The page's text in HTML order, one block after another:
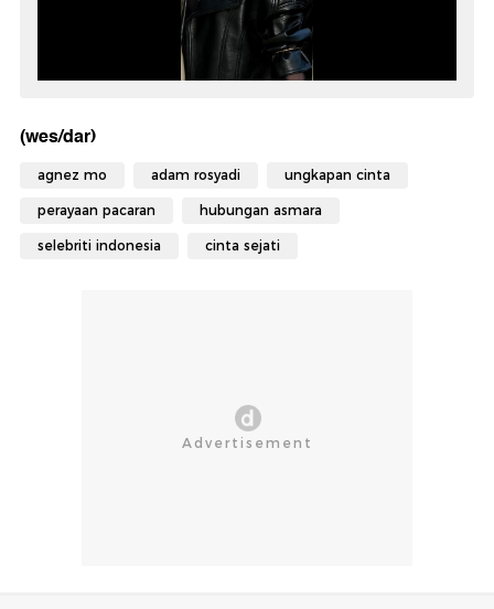
(wes/dar)
agnez mo adam rosyadi ungkapan cinta
perayaan pacaran hubungan asmara
selebriti indonesia cinta sejati